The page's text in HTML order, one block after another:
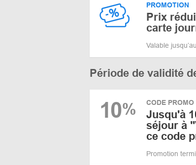
PROMOTION
Prix
carte
Valable
Période de validité
10% CODE PROMO
Jusqu'à
séjour à
ce code
Promotion